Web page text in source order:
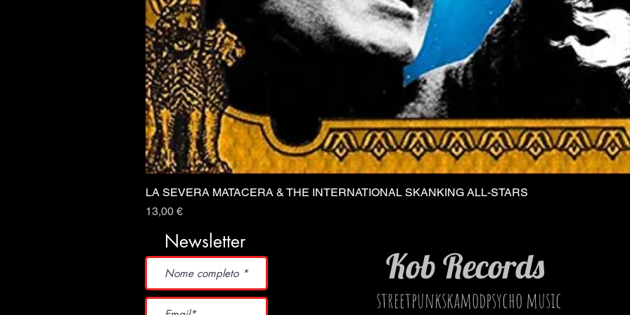
Vista rapida
LA SEVERA MATACERA & THE INTERNATIONAL SKANKING ALL-STARS
Prezzo
13,00 €
Kob Records
streetpunkskamodpsycho music
Newsletter